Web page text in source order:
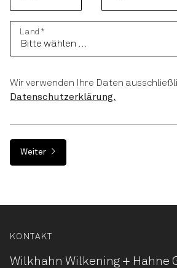
Land *
Wir verwenden Ihre Daten
Datenschutzerklärung.
Weiter
KONTAKT
Wilkhahn Wilkening + Hahne